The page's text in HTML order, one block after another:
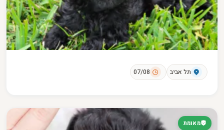
תל אביב 07/08
מאומת